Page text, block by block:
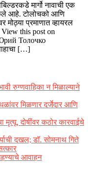
मार्गो नावाची एक
आहे. टोलोचको आणि
मोठ्या प्रमाणात व्हायरल
this post on
Толочко
[…]
रुग्णवाहिका न मिळाल्याने
मिळणार दर्जेदार आणि
मृत्यू, दोषींवर कठोर कारवाईचे
दखल; डॉ. सोमनाथ गिते
आवाहन